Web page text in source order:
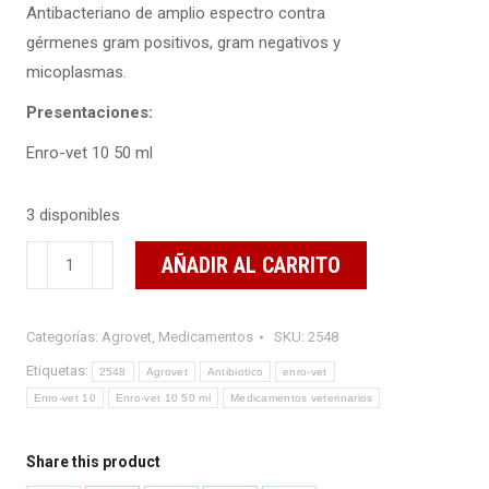
Antibacteriano de amplio espectro contra
gérmenes gram positivos, gram negativos y
micoplasmas.
Presentaciones:
Enro-vet 10 50 ml
3 disponibles
vet
50
ml
cantidad
AÑADIR AL CARRITO
Categorías: Agrovet, Medicamentos SKU: 2548
Etiquetas: 2548 Agrovet Antibiotico enro-vet
Enro-vet 10 Enro-vet 10 50 ml Medicamentos veterinarios
Share this product